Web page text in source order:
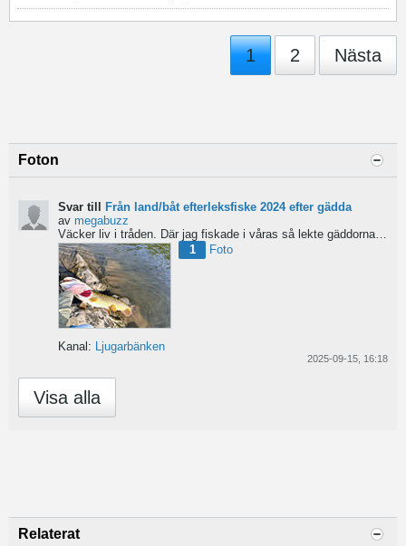
1 2 Nästa
Foton
Svar till
Från land/båt efterleksfiske 2024 efter gädda
av megabuzz
Väcker liv i tråden. Där jag fiskade i våras så lekte gäddorna från början av mars hela vägen in i juni...
1
Foto
Kanal: Ljugarbänken
2025-09-15, 16:18
Visa alla
Relaterat